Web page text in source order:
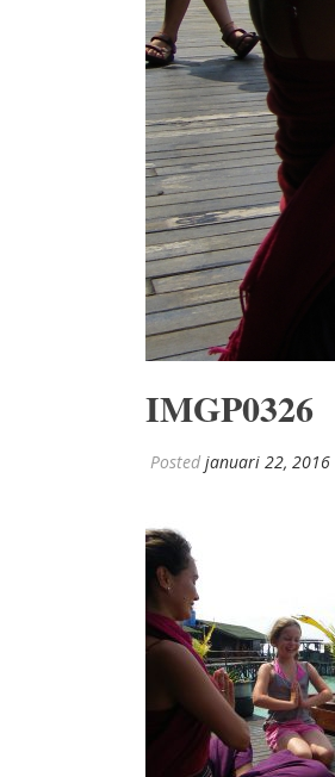
IMGP0326
Posted januari 22, 2016